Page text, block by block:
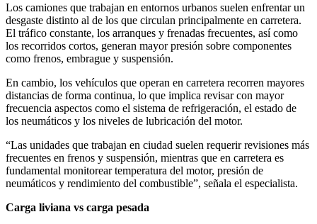
Los camiones que trabajan en entornos urbanos suelen enfrentar un
desgaste distinto al de los que circulan principalmente en carretera.
El tráfico constante, los arranques y frenadas frecuentes, así como
los recorridos cortos, generan mayor presión sobre componentes
como frenos, embrague y suspensión.
En cambio, los vehículos que operan en carretera recorren mayores
distancias de forma continua, lo que implica revisar con mayor
frecuencia aspectos como el sistema de refrigeración, el estado de
los neumáticos y los niveles de lubricación del motor.
“Las unidades que trabajan en ciudad suelen requerir revisiones más
frecuentes en frenos y suspensión, mientras que en carretera es
fundamental monitorear temperatura del motor, presión de
neumáticos y rendimiento del combustible”, señala el especialista.
Carga liviana vs carga pesada